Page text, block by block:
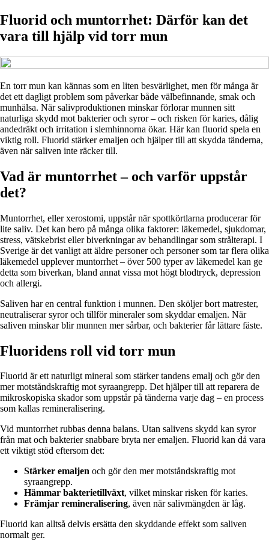
Fluorid och muntorrhet: Därför kan det
vara till hjälp vid torr mun
En torr mun kan kännas som en liten besvärlighet, men för många är
det ett dagligt problem som påverkar både välbefinnande, smak och
munhälsa. När salivproduktionen minskar förlorar munnen sitt
naturliga skydd mot bakterier och syror – och risken för karies, dålig
andedräkt och irritation i slemhinnorna ökar. Här kan fluorid spela en
viktig roll. Fluorid stärker emaljen och hjälper till att skydda tänderna,
även när saliven inte räcker till.
Vad är muntorrhet – och varför uppstår
det?
Muntorrhet, eller xerostomi, uppstår när spottkörtlarna producerar för
lite saliv. Det kan bero på många olika faktorer: läkemedel, sjukdomar,
stress, vätskebrist eller biverkningar av behandlingar som strålterapi. I
Sverige är det vanligt att äldre personer och personer som tar flera olika
läkemedel upplever muntorrhet – över 500 typer av läkemedel kan ge
detta som biverkan, bland annat vissa mot högt blodtryck, depression
och allergi.
Saliven har en central funktion i munnen. Den sköljer bort matrester,
neutraliserar syror och tillför mineraler som skyddar emaljen. När
saliven minskar blir munnen mer sårbar, och bakterier får lättare fäste.
Fluoridens roll vid torr mun
Fluorid är ett naturligt mineral som stärker tandens emalj och gör den
mer motståndskraftig mot syraangrepp. Det hjälper till att reparera de
mikroskopiska skador som uppstår på tänderna varje dag – en process
som kallas remineralisering.
Vid muntorrhet rubbas denna balans. Utan salivens skydd kan syror
från mat och bakterier snabbare bryta ner emaljen. Fluorid kan då vara
ett viktigt stöd eftersom det:
Stärker emaljen och gör den mer motståndskraftig mot
syraangrepp.
Hämmar bakterietillväxt, vilket minskar risken för karies.
Främjar remineralisering, även när salivmängden är låg.
Fluorid kan alltså delvis ersätta den skyddande effekt som saliven
normalt ger.